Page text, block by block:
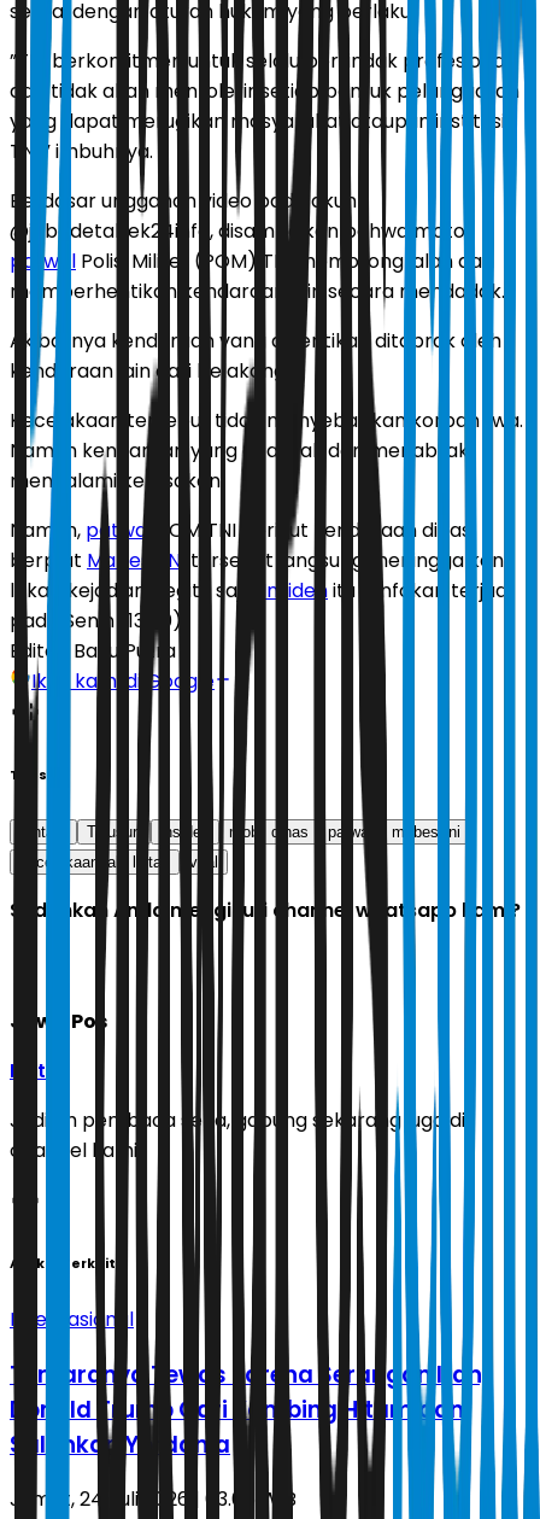
sesuai dengan aturan hukum yang berlaku.
”TNI berkomitmen untuk selalu bertindak profesional
dan tidak akan mentolerir setiap bentuk pelanggaran
yang dapat merugikan masyarakat ataupun institusi
TNI,” imbuhnya.
Berdasar unggahan video pada akun
@jabodetabek24info, disampaikan bahwa motor
patwal Polisi Militer (POM) TNI memotong jalan dan
memberhentikan kendaraan lain secara mendadak.
Akibatnya kendaraan yang dihentikan ditabrak oleh
kendaraan lain dari belakang.
Kecelakaan tersebut tidak menyebabkan korban jiwa.
Namun kendaraan yang ditabrak dan menabrak
mengalami kerusakan.
Namun, patwal
POM TNI berikut kendaraan dinas
berplat Mabes TNI tersebut langsung meninggalkan
lokasi kejadian begitu saja.
Insidenitu diinfokan terjadi
pada Senin (13/10).
Editor: Bayu Putra
Ikuti kami di Google
Tags
tentara Telusuri insiden mobil dinas patwal
mabes tni
kecelakaan lalu lintas
viral
Sudahkah Anda mengikuti channel whatsapp kami?
Jawa Pos
Ikuti
Jadilah pembaca setia, gabung sekarang juga di
channel kami!
Artikel Terkait
Internasional
Tentaranya Tewas karena Serangan Iran,
Donald Trump Cari Kambing Hitam dan
Salahkan Yordania
Jumat, 24 Juli 2026 | 03.06 WIB